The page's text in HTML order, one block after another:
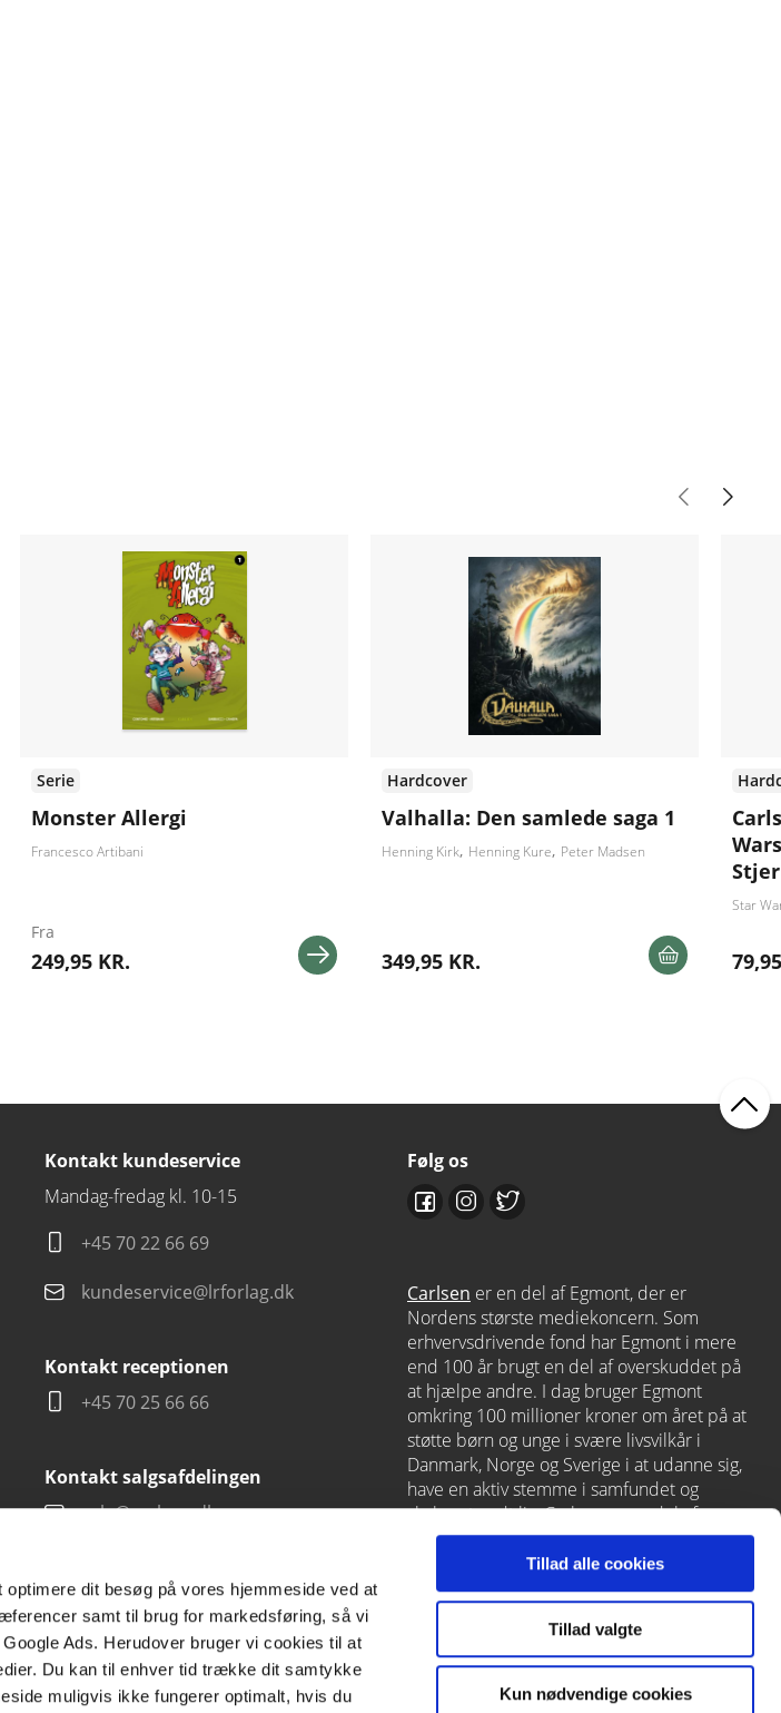
dit besøg på vores hjemmeside ved at
samt til brug for markedsføring, så vi
Ads. Herudover bruger vi cookies til at
Du kan til enhver tid trække dit samtykke
muligvis ikke fungerer optimalt, hvis du
Tillad alle cookies
Tillad valgte
Kun nødvendige cookies
Serie
Monster Allergi
Francesco Artibani
Fra
249,95 KR.
Hardcover
Valhalla: Den samlede saga 1
Henning Kirk Henning Kure Peter Madsen
349,95 KR.
Star
Kontakt kundeservice
Mandag-fredag kl. 10-15
+45 70 22 66 69
kundeservice@lrforlag.dk
Kontakt receptionen
+45 70 25 66 66
Kontakt salgsafdelingen
salg@carlsen.dk
Følg os
Carlsen er en del af Egmont, der er
Nordens største mediekoncern. Som
erhvervsdrivende fond har Egmont i mere
end 100 år brugt en del af overskuddet på
at hjælpe andre. I dag bruger Egmont
omkring 100 millioner kroner om året på at
støtte børn og unge i svære livsvilkår i
Danmark, Norge og Sverige i at udanne sig,
have en aktiv stemme i samfundet og
skabe et godt liv. Carlsen er en del af
Egmont viaLindhardt og Ringhof, som
også rummer L&R Uddannelse – et af
Danmarks førende læringshuse med
Alinea,GoTutor(herunder iNorge),
moxis.